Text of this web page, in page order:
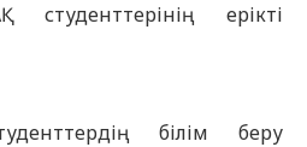
студенттерінің ерікті
білім беру